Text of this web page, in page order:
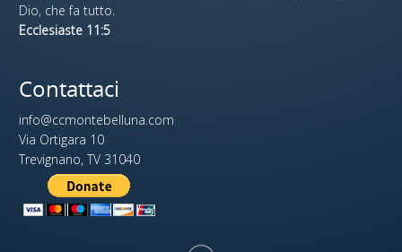
Dio, che fa tutto.
Ecclesiaste 11:5
Contattaci
info@ccmontebelluna.com
Via Ortigara 10
Trevignano, TV 31040